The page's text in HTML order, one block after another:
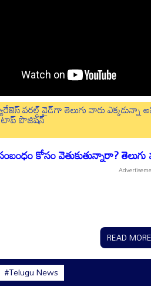
వరల్డ్ వైడ్‌గా తెలుగు వారు ఎక్కడున్నా
టాప్ పొజిషన్
కోసం వెతుకుతున్నారా?
READ MORE
#Telugu News